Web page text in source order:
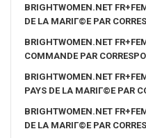
BRIGHTWOMEN.NET
DE LA MARIГ©E PAR
BRIGHTWOMEN.NET
COMMANDE PAR
BRIGHTWOMEN.NET
PAYS DE LA MARIГ©E PAR
BRIGHTWOMEN.NET
DE LA MARIГ©E PAR